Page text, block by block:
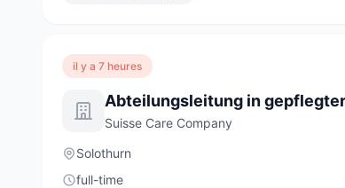
il y a 7 heures
Suisse Care Company
Solothurn
full-time